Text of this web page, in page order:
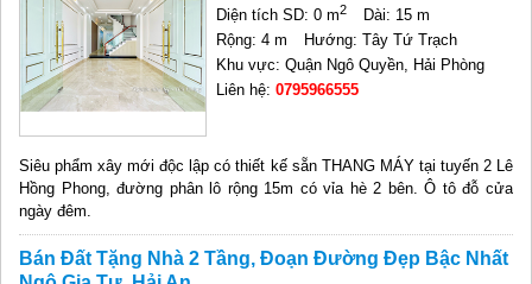
Diện tích SD: 0 m2
Dài: 15 m
Rộng: 4 m
Hướng: Tây Tứ Trạch
Khu vực: Quận Ngô Quyền, Hải Phòng
Liên hệ:0795966555
Siêu phẩm xây mới độc lập có thiết kế sẵn THANG MÁY tại tuyến 2 Lê
Hồng Phong, đường phân lô rộng 15m có vỉa hè 2 bên. Ô tô đỗ cửa
ngày đêm.
Bán Đất Tặng Nhà 2 Tầng, Đoạn Đường Đẹp Bậc Nhất